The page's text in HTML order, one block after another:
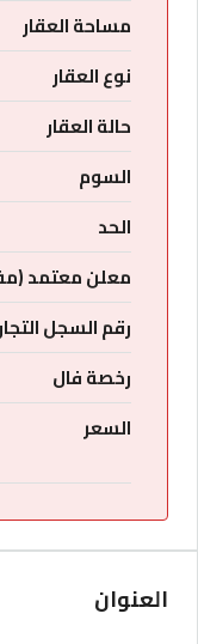
مساحة العقار
نوع العقار
حالة العقار
السوم
الحد
معلن معتمد
رقم السجل
رخصة فال
السعر
العنوان